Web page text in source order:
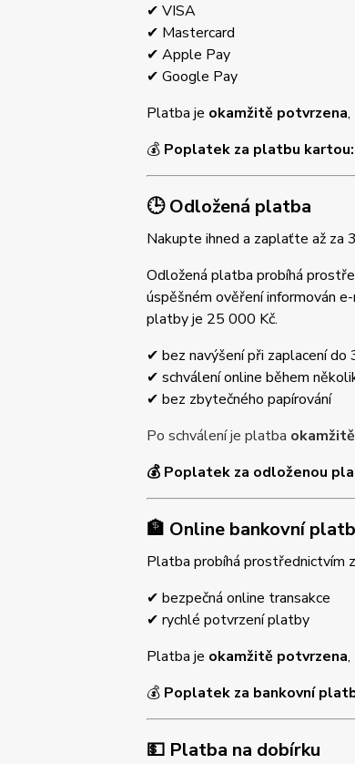
✔ VISA
✔ Mastercard
✔ Apple Pay
✔ Google Pay
Platba je okamžitě potvrzena,
💰 Poplatek za platbu kartou:
🕒 Odložená platba
Nakupte ihned a zaplaťte až za
Odložená platba probíhá
úspěšném ověření informován
platby je 25 000 Kč.
✔ bez navýšení při zaplacení do
✔ schválení online během
✔ bez zbytečného papírování
Po schválení je platba
💰 Poplatek za odloženou
🏦 Online bankovní
Platba probíhá prostřednictvím
✔ bezpečná online transakce
✔ rychlé potvrzení platby
Platba je okamžitě potvrzena,
💰 Poplatek za bankovní
💵 Platba na dobírku